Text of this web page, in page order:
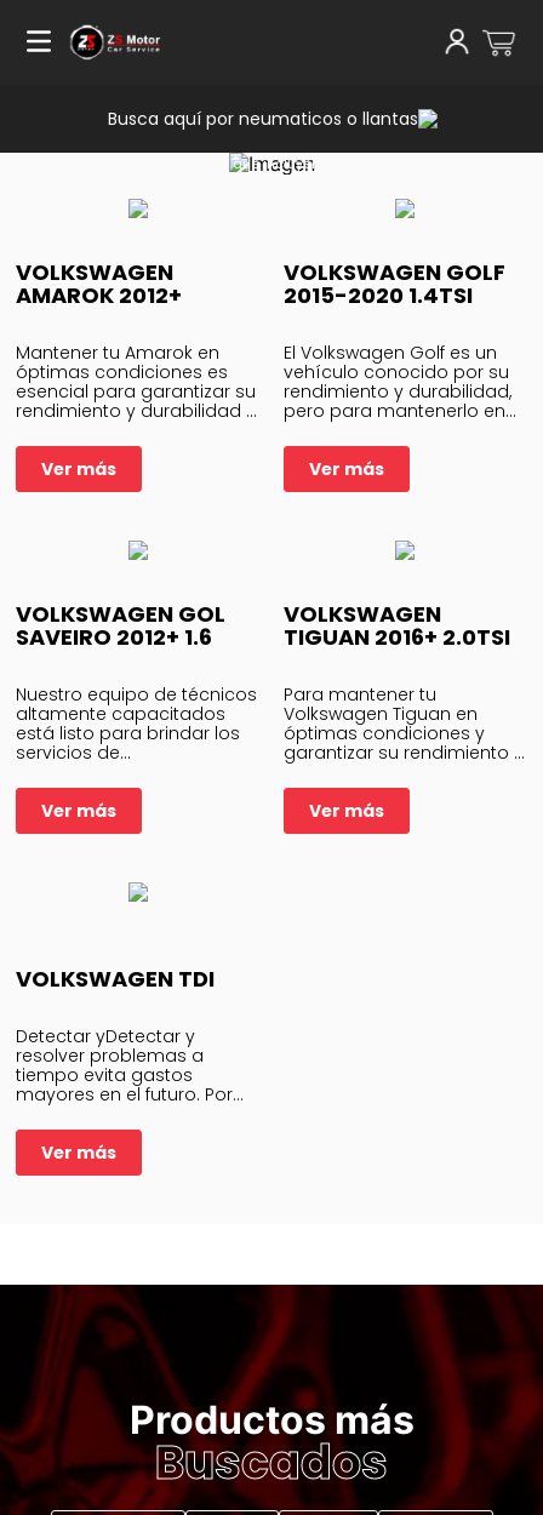
Busca aquí por neumaticos o llantas
servicios de
que incluyen
cambios de
específicos
modelo de
VOLKSWAGEN
AMAROK 2012+
Mantener tu Amarok en
óptimas condiciones es
esencial para garantizar su
rendimiento y durabilidad a
Motor, entendemos la
importancia de un
mantenimiento adecuado
Ver más
VOLKSWAGEN GOLF
2015-2020 1.4TSI
El Volkswagen Golf es un
vehículo conocido por su
rendimiento y durabilidad,
pero para mantenerlo en
garantizar un
funcionamiento óptimo a
lo largo del tiempo, es
Ver más
VOLKSWAGEN GOL
SAVEIRO 2012+ 1.6
Nuestro equipo de técnicos
altamente capacitados
está listo para brindar los
servicios de
que incluyen cambios de
aceite programados,
inspecciones minuciosas y
Ver más
VOLKSWAGEN
TIGUAN 2016+ 2.0TSI
Para mantener tu
Volkswagen Tiguan en
óptimas condiciones y
garantizar su rendimiento a
fundamental realizar las
mantenciones necesarias.
En ZS Motor,
Ver más
VOLKSWAGEN TDI
Detectar yDetectar y
resolver problemas a
tiempo evita gastos
mayores en el futuro. Por
recomendamos realizar la
mantención de tu
VolksWagen con nosotros.
Ver más
Productos más
Buscados